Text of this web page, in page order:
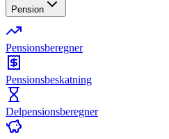
Pension
Pensionsberegner
Pensionsbeskatning
Delpensionsberegner